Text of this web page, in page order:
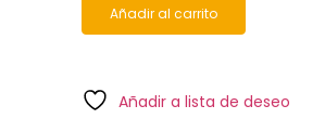
Añadir al carrito
Añadir a lista de deseo